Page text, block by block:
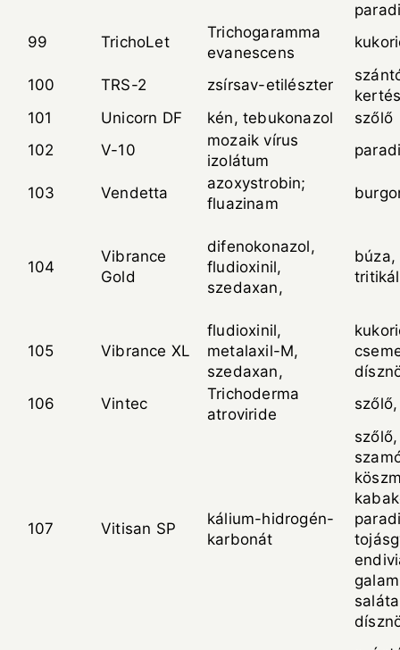
99
TrichoLet
Trichogaramma
evanescens
100 TRS-2 zsírsav-etilészter
101
Unicorn DF kén, tebukonazol
szőlő
102
V-10
mozaik vírus
izolátum
103 Vendetta
azoxystrobin;
fluazinam
104
Vibrance
Gold
difenokonazol,
fludioxinil,
szedaxan,
búza,
105 Vibrance XL
fludioxinil,
metalaxil-M,
szedaxan,
106
Vintec
Trichoderma
atroviride
107 Vitisan SP
kálium-hidrogén-
karbonát